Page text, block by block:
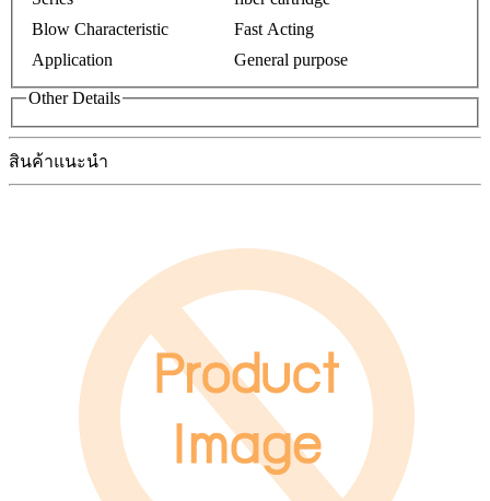
Blow Characteristic
Fast Acting
Application
General purpose
Other Details
สินค้าแนะนำ